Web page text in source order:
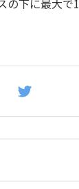
下に最大で